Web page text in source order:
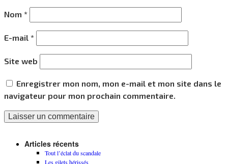
Nom *
E-mail *
Site web
Enregistrer mon nom, mon e-mail et mon site dans le
navigateur pour mon prochain commentaire.
Articles récents
Tout l’éclat du scandale
Les gilets hérissés